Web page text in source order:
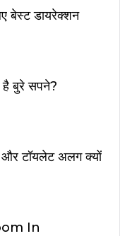
बेस्ट डायरेक्शन
बुरे सपने?
टॉयलेट अलग क्यों
In